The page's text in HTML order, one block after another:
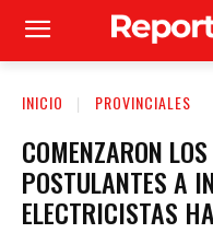
INICIO PROVINCIALES
COMENZARON
POSTULANTES A
ELECTRICISTAS